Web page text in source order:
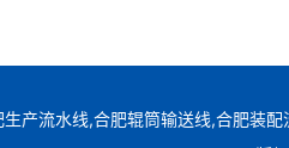
产流水线,合肥辊筒输送线,合肥装配